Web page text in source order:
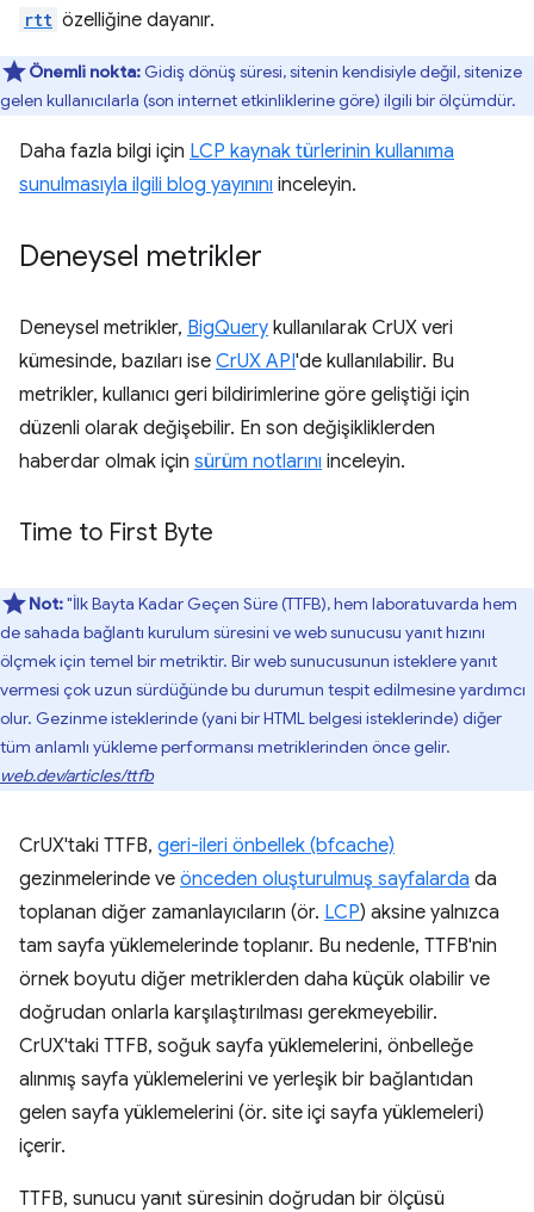
rtt özelliğine dayanır.
Önemli nokta: Gidiş dönüş süresi, sitenin kendisiyle değil, sitenize
gelen kullanıcılarla (son internet etkinliklerine göre) ilgili bir ölçümdür.
Daha fazla bilgi için LCP kaynak türlerinin kullanıma
sunulmasıyla ilgili blog yayınını inceleyin.
Deneysel metrikler
Deneysel metrikler, BigQuery kullanılarak CrUX veri
kümesinde, bazıları ise CrUX API'de kullanılabilir. Bu
metrikler, kullanıcı geri bildirimlerine göre geliştiği için
düzenli olarak değişebilir. En son değişikliklerden
haberdar olmak için sürüm notlarını inceleyin.
Time to First Byte
Not:"İlk Bayta Kadar Geçen Süre (TTFB), hem laboratuvarda hem
de sahada bağlantı kurulum süresini ve web sunucusu yanıt hızını
ölçmek için temel bir metriktir. Bir web sunucusunun isteklere yanıt
vermesi çok uzun sürdüğünde bu durumun tespit edilmesine yardımcı
olur. Gezinme isteklerinde (yani bir HTML belgesi isteklerinde) diğer
tüm anlamlı yükleme performansı metriklerinden önce gelir.
web.dev/articles/ttfb
CrUX'taki TTFB, geri-ileri önbellek (bfcache)
gezinmelerinde ve önceden oluşturulmuş sayfalarda da
toplanan diğer zamanlayıcıların (ör. LCP) aksine yalnızca
tam sayfa yüklemelerinde toplanır. Bu nedenle, TTFB'nin
örnek boyutu diğer metriklerden daha küçük olabilir ve
doğrudan onlarla karşılaştırılması gerekmeyebilir.
CrUX'taki TTFB, soğuk sayfa yüklemelerini, önbelleğe
alınmış sayfa yüklemelerini ve yerleşik bir bağlantıdan
gelen sayfa yüklemelerini (ör. site içi sayfa yüklemeleri)
içerir.
TTFB, sunucu yanıt süresinin doğrudan bir ölçüsü